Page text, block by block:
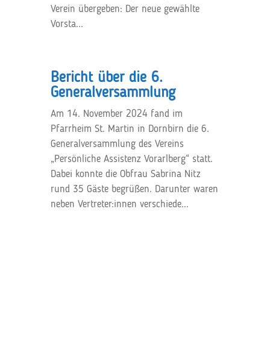
Verein übergeben: Der neue gewählte
Vorsta...
Bericht über die 6.
Generalversammlung
Am 14. November 2024 fand im
Pfarrheim St. Martin in Dornbirn die 6.
Generalversammlung des Vereins
„Persönliche Assistenz Vorarlberg“ statt.
Dabei konnte die Obfrau Sabrina Nitz
rund 35 Gäste begrüßen. Darunter waren
neben Vertreter:innen verschiede...